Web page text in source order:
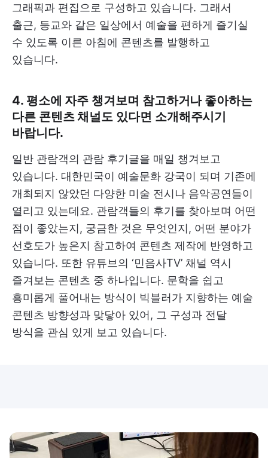
그래픽과 편집으로 구성하고 있습니다. 그래서
출근, 등교와 같은 일상에서 예술을 편하게 즐기실
수 있도록 이른 아침에 콘텐츠를 발행하고
있습니다.
4. 평소에 자주 챙겨보며 참고하거나 좋아하는
다른 콘텐츠 채널도 있다면 소개해주시기
바랍니다.
일반 관람객의 관람 후기글을 매일 챙겨보고
있습니다. 대한민국이 예술문화 강국이 되며 기존에
개최되지 않았던 다양한 미술 전시나 음악공연들이
열리고 있는데요. 관람객들의 후기를 찾아보며 어떤
점이 좋았는지, 궁금한 것은 무엇인지, 어떤 분야가
선호도가 높은지 참고하여 콘텐츠 제작에 반영하고
있습니다. 또한 유튜브의 ‘민음사TV’ 채널 역시
즐겨보는 콘텐츠 중 하나입니다. 문학을 쉽고
흥미롭게 풀어내는 방식이 빅블러가 지향하는 예술
콘텐츠 방향성과 맞닿아 있어, 그 구성과 전달
방식을 관심 있게 보고 있습니다.